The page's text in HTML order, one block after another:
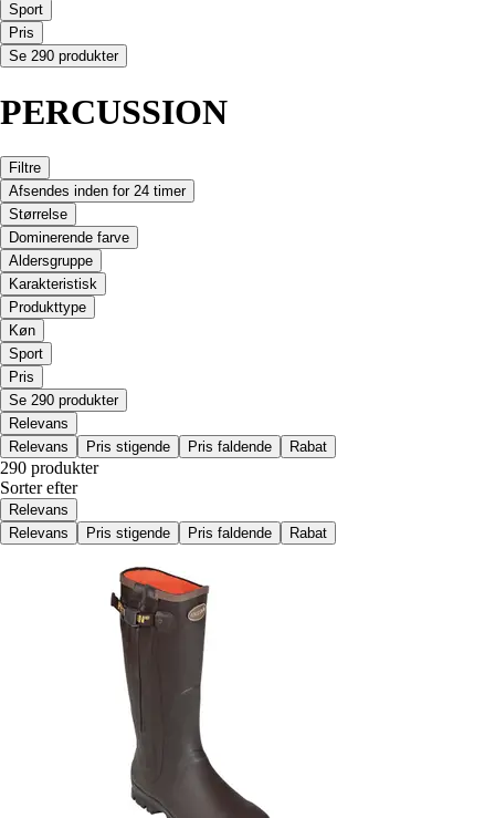
Sport
Pris
Se 290 produkter
PERCUSSION
Filtre
Afsendes inden for 24 timer
Størrelse
Dominerende farve
Aldersgruppe
Karakteristisk
Produkttype
Køn
Sport
Pris
Se 290 produkter
Relevans
Relevans
Pris stigende Pris faldende Rabat
290 produkter
Sorter efter
Relevans
Relevans
Pris stigende Pris faldende Rabat